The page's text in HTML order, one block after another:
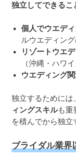
独立してできるこ
個人でウエデ
ルウエディング
リゾートウエ
（沖縄・ハワ
ウエディング
独立するためには
ィングスキルも重
を積んでから独立
ブライダル業界